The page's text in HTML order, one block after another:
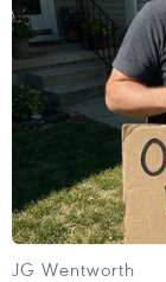
Để nâng
Thủ tướng
Thủ tướng
cường kết
là về thể
năng lượng,
JG Wentworth